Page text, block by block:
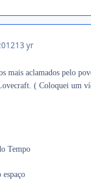
13 yr
mais aclamados pelo
( Coloquei um
Tempo